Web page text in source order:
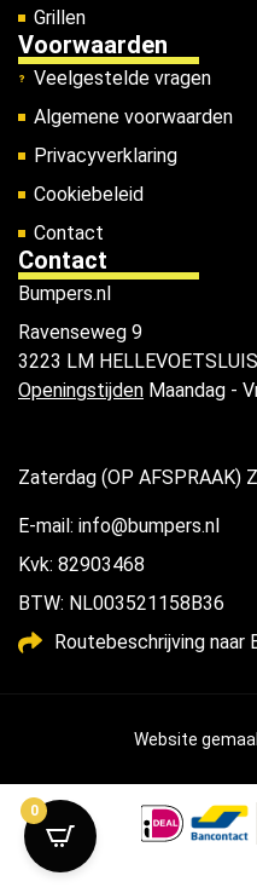
Grillen
Voorwaarden
Veelgestelde vragen
Algemene voorwaarden
Privacyverklaring
Cookiebeleid
Contact
Contact
Bumpers.nl
Ravenseweg 9
3223 LM HELLEVOETSLUIS
Openingstijden Maandag -
Zaterdag (OP AFSPRAAK)
E-mail: info@bumpers.nl
Kvk: 82903468
BTW: NL003521158B36
Routebeschrijving naar
Website
0